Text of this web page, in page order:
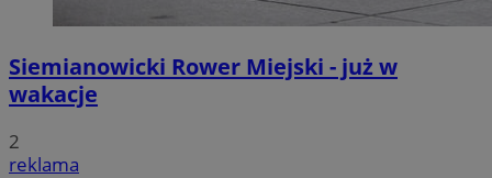
Siemianowicki Rower Miejski - już w
wakacje
2
reklama